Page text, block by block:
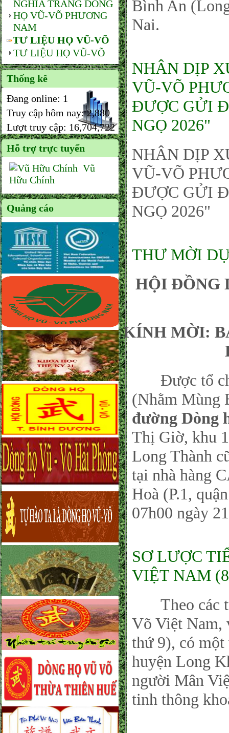
NGHĨA TRANG DÒNG
HỌ VŨ-VÕ PHƯƠNG
NAM
TƯ LIỆU HỌ VŨ-VÕ
TƯ LIỆU HỌ VŨ-VÕ
Thống kê
Đang online: 1
Truy cập hôm nay:2,880
Lượt truy cập: 16,704,722
Hỗ trợ trực tuyến
Vũ
Hữu Chính
Quảng cáo
Bình An
Nai.
NHÂN DỊP
VŨ-VÕ
ĐƯỢC GỬI
NGỌ 2026"
NHÂN DỊP
VŨ-VÕ
ĐƯỢC GỬI
NGỌ 2026"
THƯ MỜI
HỘI ĐỒNG
KÍNH MỜI:
Được tổ
(Nhằm Mùng
đường Dòng
Thị Giờ, khu
Long Thành
tại nhà hàng
Hoà (P.1,
07h00 ngày
SƠ LƯỢC
VIỆT NAM
Theo các
Võ Việt Nam,
thứ 9), có
huyện Long
người Mân
tinh thông